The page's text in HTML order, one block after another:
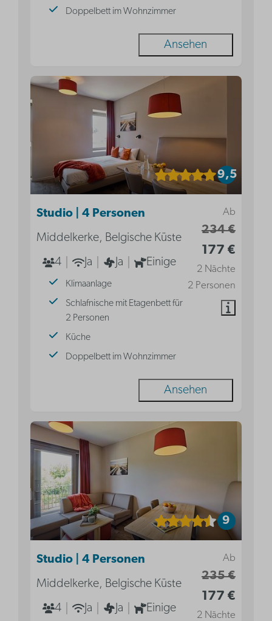
Doppelbett im Wohnzimmer
Ansehen
9,5
Ab
234 €
177 €
2 Nächte
2 Personen
Studio | 4 Personen
Middelkerke, Belgische Küste
4
Ja Ja Einige
Klimaanlage
Schlafnische mit Etagenbett für
2 Personen
Küche
Doppelbett im Wohnzimmer
Ansehen
9
Ab
235 €
177 €
2 Nächte
Studio | 4 Personen
Middelkerke, Belgische Küste
4
Ja Ja Einige